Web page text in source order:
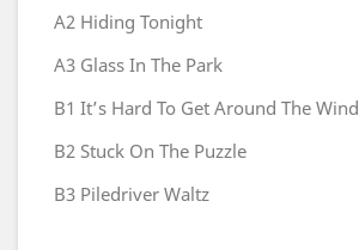
A2 Hiding Tonight
A3 Glass In The Park
B1 It’s Hard To Get Around The Wind
B2 Stuck On The Puzzle
B3 Piledriver Waltz